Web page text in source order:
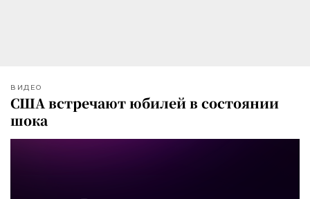
ВИДЕО
США встречают юбилей в состоянии
шока